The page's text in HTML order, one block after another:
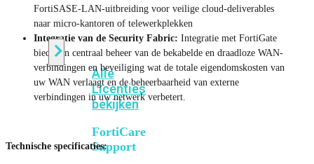
Licentie
Alle
Licenties
bekijken
FortiCare
Support
FortiSASE‑LAN‑uitbreiding voor veilige cloud‑deliverables
naar micro‑kantoren of telewerkplekken
Integratie van de Security Fabric: Integratie met FortiGate
biedt een centraal beheer van de bekabelde en draadloze WAN-
verbindingen en beveiliging wat de totale eigendomskosten van
uw WAN verlaagt en de beheerbaarheid van externe
verbindingen in uw netwerk verbetert.
Technische specificaties: